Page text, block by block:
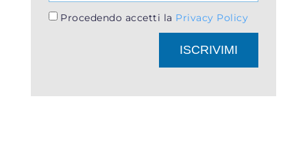
Procedendo accetti la Privacy Policy
ISCRIVIMI